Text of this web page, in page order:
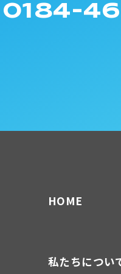
0184-
HOME
私たちについ